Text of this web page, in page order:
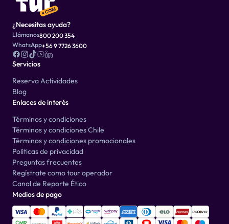
¿Necesitas ayuda?
Llámanos800 200 354
WhatsApp+56 9 7726 3600
Servicios
Reserva Actividades
Blog
Enlaces de interés
Términos y condiciones
Términos y condiciones Chile
Términos y condiciones promocionales
Políticas de privacidad
Preguntas frecuentes
Regístrate como tour operador
Canal de Reporte Ético
Medios de pago